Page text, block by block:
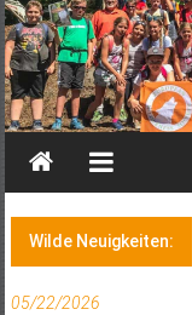
Wilde Neuigkeiten:
05/22/2026